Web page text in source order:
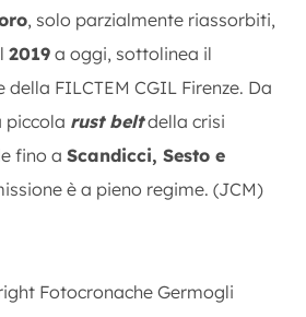
, solo parzialmente riassorbiti,
2019 a oggi, sottolinea il
FILCTEM CGIL Firenze. Da
piccola rust beltdella crisi
fino a Scandicci, Sesto e
è a pieno regime. (JCM)
Fotocronache Germogli